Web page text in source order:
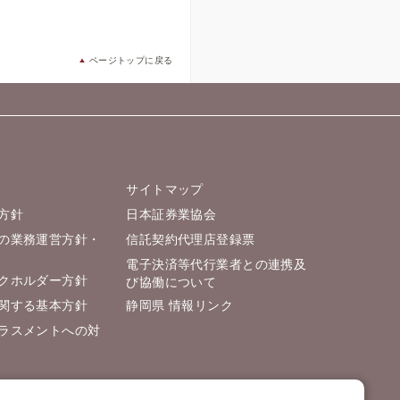
ページトップに戻る
針
業務運営方針・
ホルダー方針
する基本方針
スメントへの対
サイトマップ
日本証券業協会
信託契約代理店登録票
電子決済等代行業者との連携及
び協働について
静岡県 情報リンク